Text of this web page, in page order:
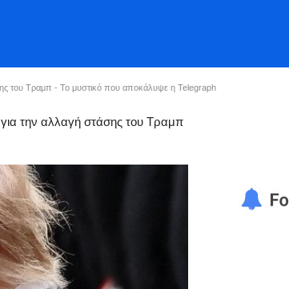
του Τραμπ - Το μυστικό που αποκάλυψε η Telegraph
την αλλαγή στάσης του Τραμπ